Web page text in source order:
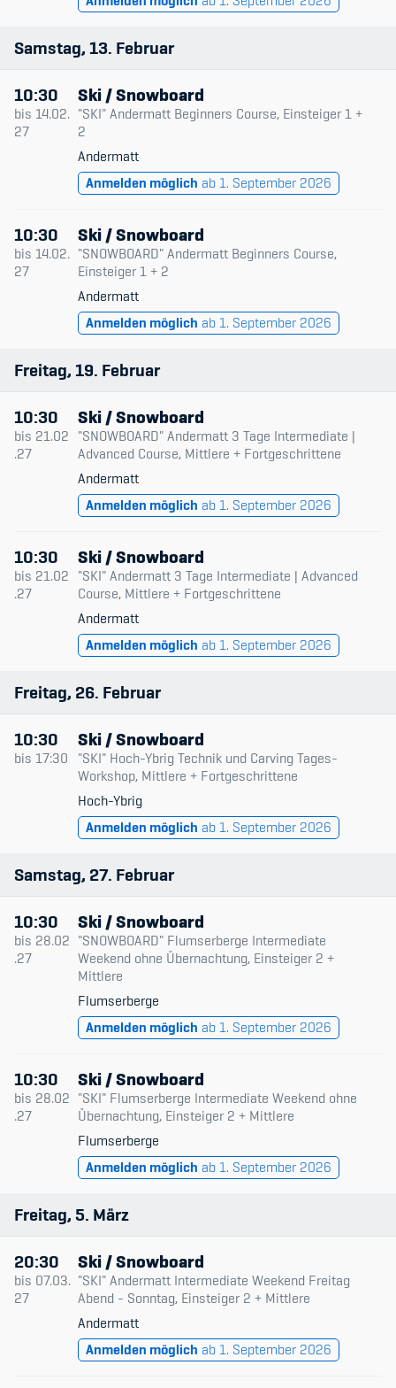
Samstag 13 Februar
10:30
bis 14.02.
27
Ski / Snowboard
"SKI" Andermatt Beginners Course, Einsteiger 1 +
2
Andermatt
Anmelden möglich ab 1. September 2026
10:30
bis 14.02.
27
Ski / Snowboard
"SNOWBOARD" Andermatt Beginners Course,
Einsteiger 1 + 2
Andermatt
Anmelden möglich ab 1. September 2026
Freitag 19 Februar
10:30
bis 21.02
.27
Ski / Snowboard
"SNOWBOARD" Andermatt 3 Tage Intermediate |
Advanced Course, Mittlere + Fortgeschrittene
Andermatt
Anmelden möglich ab 1. September 2026
10:30
bis 21.02
.27
Ski / Snowboard
"SKI" Andermatt 3 Tage Intermediate | Advanced
Course, Mittlere + Fortgeschrittene
Andermatt
Anmelden möglich ab 1. September 2026
Freitag 26 Februar
10:30
bis 17:30
Ski / Snowboard
"SKI" Hoch-Ybrig Technik und Carving Tages-
Workshop, Mittlere + Fortgeschrittene
Hoch-Ybrig
Anmelden möglich ab 1. September 2026
Samstag 27 Februar
10:30
bis 28.02
.27
Ski / Snowboard
"SNOWBOARD" Flumserberge Intermediate
Weekend ohne Übernachtung, Einsteiger 2 +
Mittlere
Flumserberge
Anmelden möglich ab 1. September 2026
10:30
bis 28.02
.27
Ski / Snowboard
"SKI" Flumserberge Intermediate Weekend ohne
Übernachtung, Einsteiger 2 + Mittlere
Flumserberge
Anmelden möglich ab 1. September 2026
Freitag 5 März
20:30
bis 07.03.
27
Ski / Snowboard
"SKI" Andermatt Intermediate Weekend Freitag
Abend - Sonntag, Einsteiger 2 + Mittlere
Andermatt
Anmelden möglich ab 1. September 2026